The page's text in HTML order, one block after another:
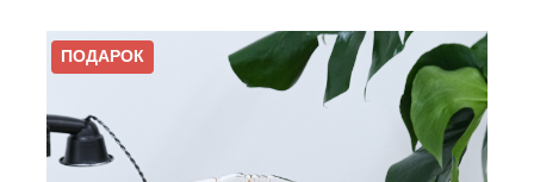
ПОДАРОК